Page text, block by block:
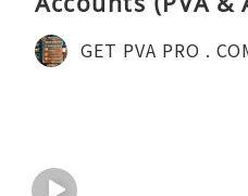
GET PVA PRO .